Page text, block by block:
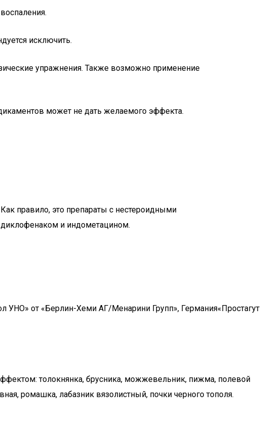
исключить.
упражнения. Также возможно применение
может не дать желаемого эффекта.
правило, это препараты с нестероидными
и индометацином.
от «Берлин-Хеми АГ/Менарини Групп», Германия«Простагут
толокнянка, брусника, можжевельник, пижма, полевой
ромашка, лабазник вязолистный, почки черного тополя.